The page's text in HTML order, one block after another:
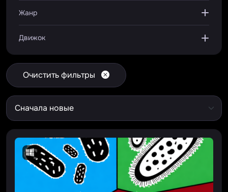
Жанр
Движок
Очистить фильтры